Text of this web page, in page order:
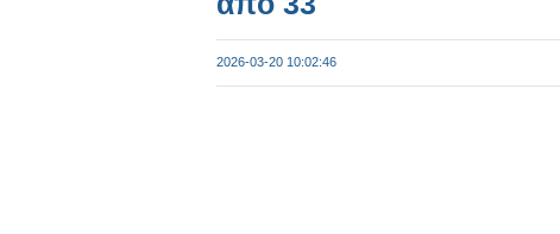
2026-03-20 10:02:46